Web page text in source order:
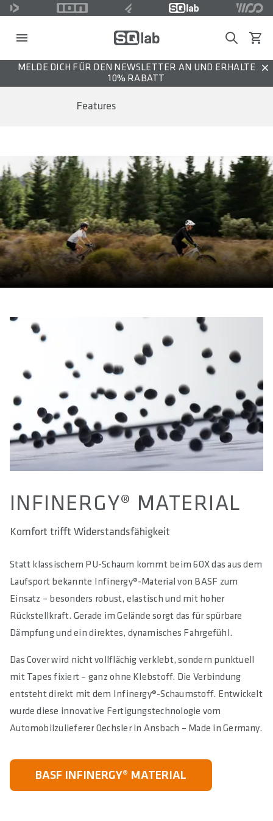
Search
MELDE DICH FÜR DEN NEWSLETTER AN UND ERHALTE
10% RABATT
Features
INFINERGY® MATERIAL
Komfort trifft Widerstandsfähigkeit
Statt klassischem PU-Schaum kommt beim 6OX das aus dem
Laufsport bekannte Infinergy®-Material von BASF zum
Einsatz – besonders robust, elastisch und mit hoher
Rückstellkraft. Gerade im Gelände sorgt das für spürbare
Dämpfung und ein direktes, dynamisches Fahrgefühl.
Das Cover wird nicht vollflächig verklebt, sondern punktuell
mit Tapes fixiert – ganz ohne Klebstoff. Die Verbindung
entsteht direkt mit dem Infinergy®-Schaumstoff. Entwickelt
wurde diese innovative Fertigungstechnologie vom
Automobilzulieferer Oechsler in Ansbach – Made in Germany.
BASF INFINERGY® MATERIAL